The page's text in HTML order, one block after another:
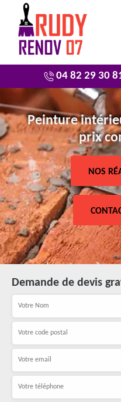
04 82 29 30
Peinture
prix
NOS
Demande de devis